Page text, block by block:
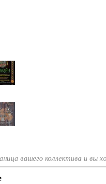
вашего коллектива и